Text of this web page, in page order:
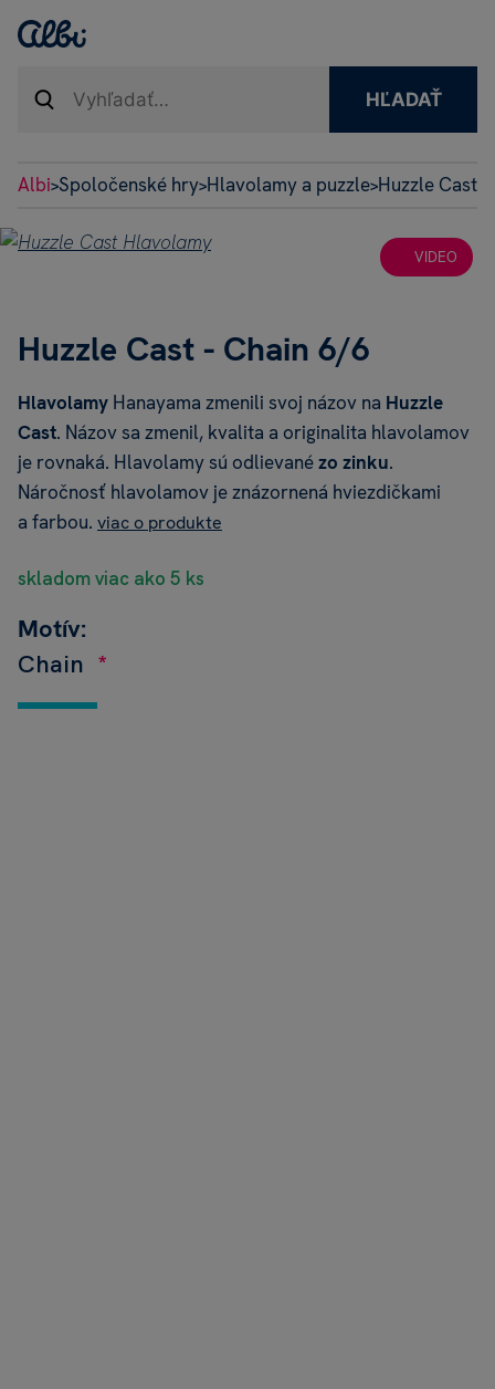
HĽADAŤ
Albi>Spoločenské hry>Hlavolamy a puzzle>Huzzle Cast
VIDEO
Huzzle Cast - Chain 6/6
Hlavolamy Hanayama zmenili svoj názov na Huzzle
Cast. Názov sa zmenil, kvalita a originalita hlavolamov
je rovnaká. Hlavolamy sú odlievanézo zinku.
Náročnosť hlavolamov je znázornená hviezdičkami
a farbou. viac o produkte
skladom viac ako 5 ks
Motív:
Chain